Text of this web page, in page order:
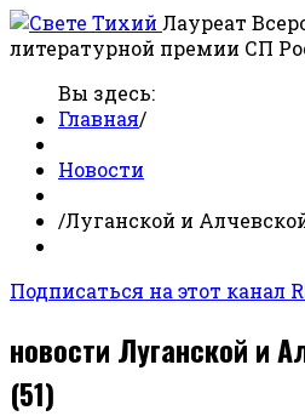
Лауреат
литературной премии СП
Вы здесь:
Главная/
Новости
/Луганской и
Подписаться на этот канал
новости Луганской и
(51)